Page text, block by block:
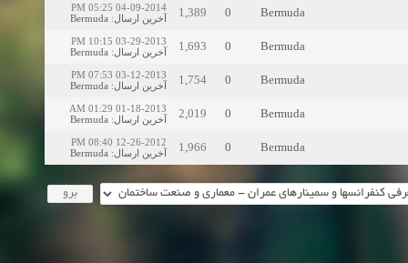
Bermuda
0
1,389
04-09-2014 05:25 PM
آخرین ارسال:
Bermuda
Bermuda
0
1,693
03-29-2013 10:15 PM
آخرین ارسال:
Bermuda
Bermuda
0
1,754
03-12-2013 07:53 PM
آخرین ارسال:
Bermuda
Bermuda
0
2,019
01-18-2013 01:29 AM
آخرین ارسال:
Bermuda
Bermuda
0
1,966
12-26-2012 08:40 PM
آخرین ارسال:
Bermuda